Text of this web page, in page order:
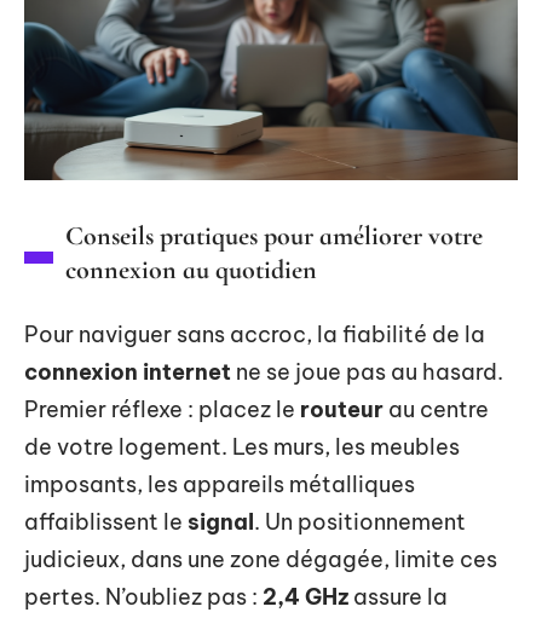
Conseils pratiques pour améliorer votre
connexion au quotidien
Pour naviguer sans accroc, la fiabilité de la
connexion internet ne se joue pas au hasard.
Premier réflexe : placez le routeur au centre
de votre logement. Les murs, les meubles
imposants, les appareils métalliques
affaiblissent le signal. Un positionnement
judicieux, dans une zone dégagée, limite ces
pertes. N’oubliez pas : 2,4 GHz assure la